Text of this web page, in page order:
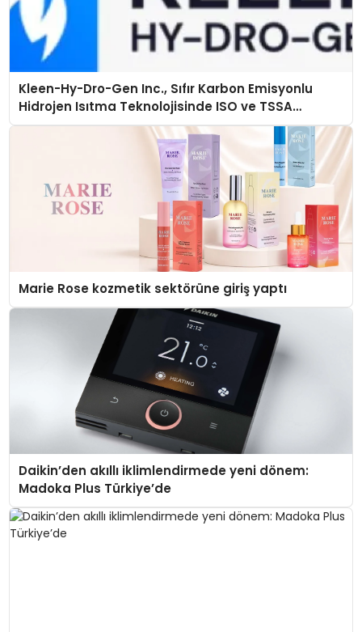
Kleen-Hy-Dro-Gen Inc., Sıfır Karbon Emisyonlu
Hidrojen Isıtma Teknolojisinde ISO ve TSSA
Düzenleyici Onaylarını Aldı
Marie Rose kozmetik sektörüne giriş yaptı
Daikin’den akıllı iklimlendirmede yeni dönem:
Madoka Plus Türkiye’de